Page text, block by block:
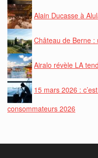
Alain Ducasse à
Château de Berne :
Airalo révèle LA
15 mars 2026 :
consommateurs 2026